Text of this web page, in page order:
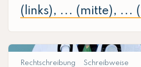
(links), ... (mitte), ...
Rechtschreibung Schreibweise